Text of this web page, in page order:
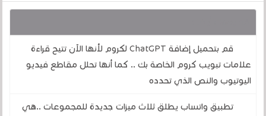
قم بتحميل إضافة ChatGPT لكروم لأنها الآن تتيح قراءة
علامات تبويب كروم الخاصة بك .. كما أنها تحلل مقاطع فيديو
اليوتيوب والنص الذي تحدده
تطبيق واتساب يطلق ثلاث ميزات جديدة للمجموعات ..هي